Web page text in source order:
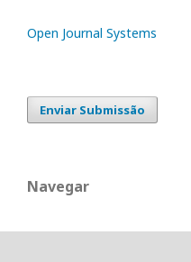
Open Journal Systems
Enviar Submissão
Navegar